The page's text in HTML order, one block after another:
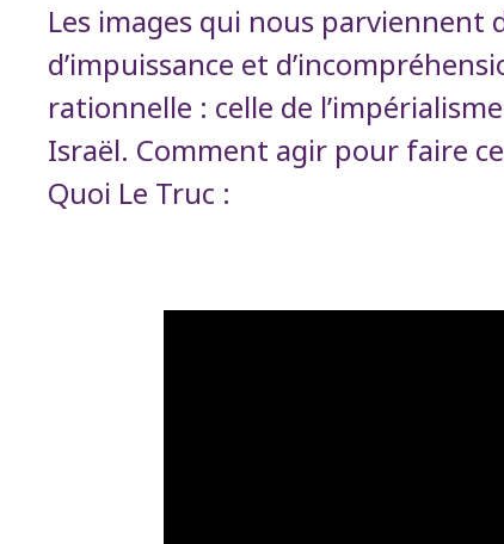
Les images qui nous
d’impuissance et
rationnelle : celle de
Israël. Comment agir pour faire
Quoi Le Truc :